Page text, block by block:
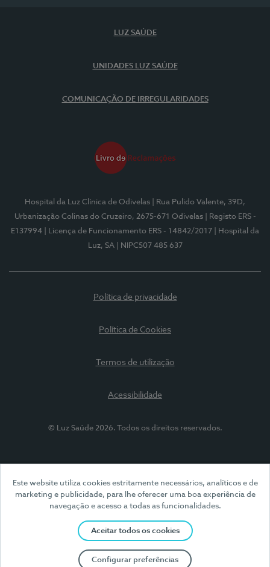
Este website utiliza cookies estritamente necessários, analíticos e de
marketing e publicidade, para lhe oferecer uma boa experiência de
navegação e acesso a todas as funcionalidades.
Aceitar todos os cookies
Configurar preferências
LUZ SAÚDE
UNIDADES LUZ SAÚDE
COMUNICAÇÃO DE IRREGULARIDADES
Hospital da Luz Clínica de Odivelas
| Rua Pulido Valente, 39D,
Urbanização Colinas do Cruzeiro, 2675-671 Odivelas
| Registo ERS -
E137994
| Licença de Funcionamento ERS - 14842/2017
| Hospital da
Luz, SA
| NIPC507 485 637
Política de privacidade
Política de Cookies
Termos de utilização
Acessibilidade
© Luz Saúde 2026. Todos os direitos reservados.